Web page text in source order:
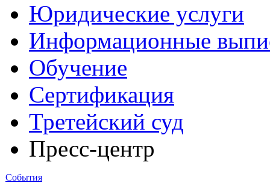
Юридические услуги
Информационные
Обучение
Сертификация
Третейский суд
Пресс-центр
События